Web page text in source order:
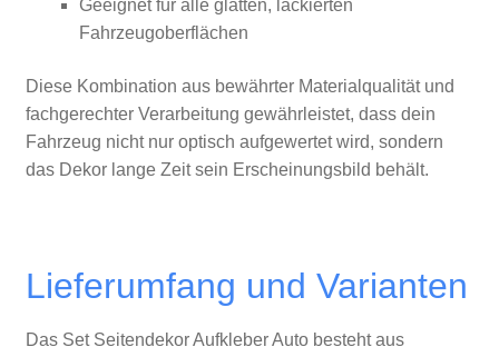
Geeignet für alle glatten, lackierten
Fahrzeugoberflächen
Diese Kombination aus bewährter Materialqualität und
fachgerechter Verarbeitung gewährleistet, dass dein
Fahrzeug nicht nur optisch aufgewertet wird, sondern
das Dekor lange Zeit sein Erscheinungsbild behält.
Lieferumfang und Varianten
Das Set Seitendekor Aufkleber Auto besteht aus